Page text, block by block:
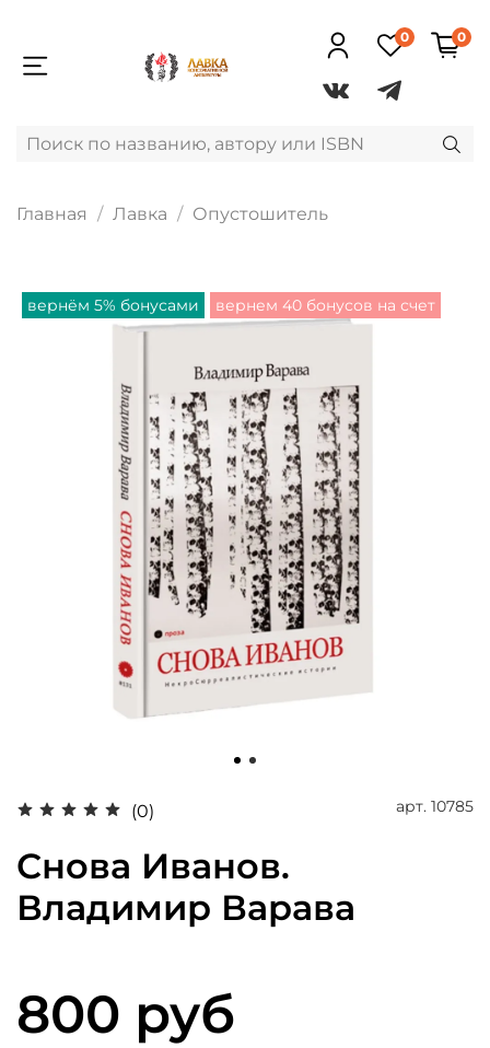
0 0
Главная Лавка Опустошитель
вернём 5% бонусами вернем 40 бонусов на счет
(0) арт. 10785
Снова Иванов.
Владимир Варава
800 руб